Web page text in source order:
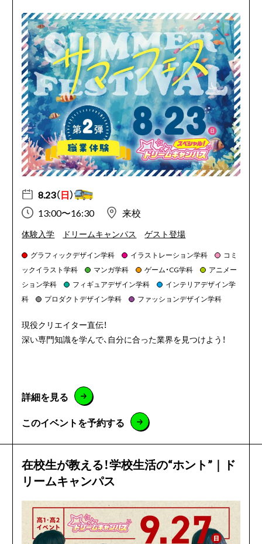
8.23（日）
13:00〜16:30
来校
体験入学 ドリームキャンパス ゲスト登場
グラフィックデザイン学科 イラストレーション学科
コミ
ックイラスト学科
マンガ学科 ゲーム・CG学科
アニメー
ション学科
フィギュアデザイン学科
インテリアデザイン学
科
プロダクトデザイン学科 ファッションデザイン学科
現役クリエイター直伝！
深い専門知識を学んで、自分に合った業界を見つけよう！
詳細を見る
このイベントを予約する
在校生が教える！学校生活の“ホント”｜ド
リームキャンパス